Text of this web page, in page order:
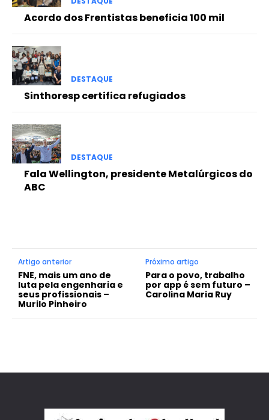
Acordo dos Frentistas beneficia 100 mil
DESTAQUE
Sinthoresp certifica refugiados
DESTAQUE
Fala Wellington, presidente Metalúrgicos do
ABC
Artigo anterior
FNE, mais um ano de
luta pela engenharia e
seus profissionais –
Murilo Pinheiro
Próximo artigo
Para o povo, trabalho
por app é sem futuro –
Carolina Maria Ruy